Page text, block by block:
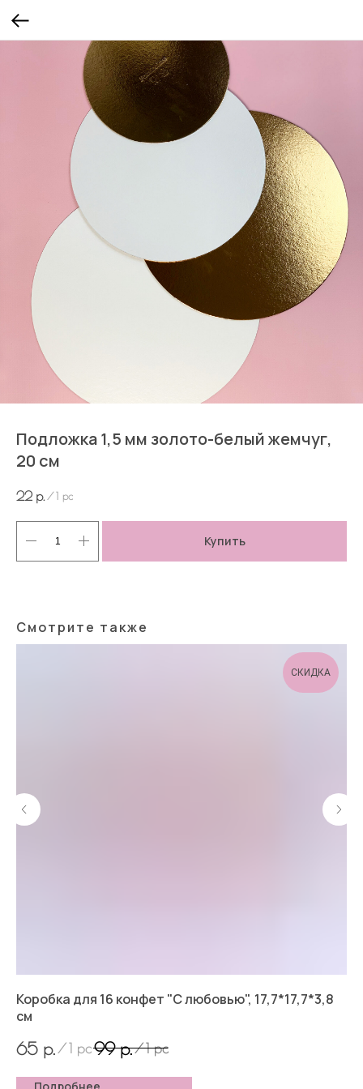
Подложка 1,5 мм золото-белый жемчуг,
20 см
22 р. / 1 pc
Купить
Смотрите также
СКИДКА
Коробка для 16 конфет "С любовью", 17,7*17,7*3,8
см
65 р. /1 pc99 р./1 pc
Подробнее